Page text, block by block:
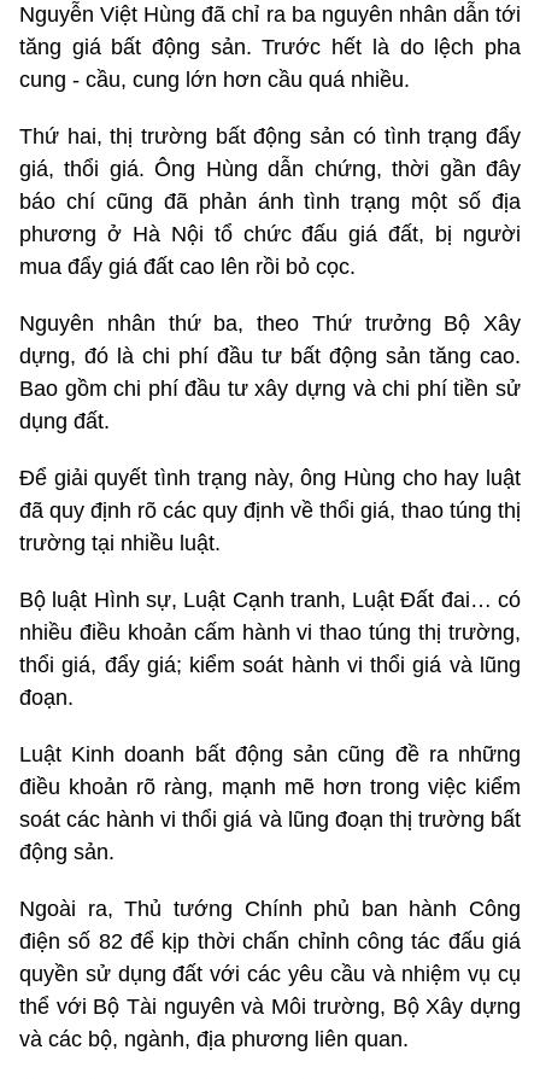
Nguyễn Việt Hùng đã chỉ ra ba nguyên nhân dẫn tới
tăng giá bất động sản. Trước hết là do lệch pha
cung - cầu, cung lớn hơn cầu quá nhiều.
Thứ hai, thị trường bất động sản có tình trạng đẩy
giá, thổi giá. Ông Hùng dẫn chứng, thời gần đây
báo chí cũng đã phản ánh tình trạng một số địa
phương ở Hà Nội tổ chức đấu giá đất, bị người
mua đẩy giá đất cao lên rồi bỏ cọc.
Nguyên nhân thứ ba, theo Thứ trưởng Bộ Xây
dựng, đó là chi phí đầu tư bất động sản tăng cao.
Bao gồm chi phí đầu tư xây dựng và chi phí tiền sử
dụng đất.
Để giải quyết tình trạng này, ông Hùng cho hay luật
đã quy định rõ các quy định về thổi giá, thao túng thị
trường tại nhiều luật.
Bộ luật Hình sự, Luật Cạnh tranh, Luật Đất đai… có
nhiều điều khoản cấm hành vi thao túng thị trường,
thổi giá, đẩy giá; kiểm soát hành vi thổi giá và lũng
đoạn.
Luật Kinh doanh bất động sản cũng đề ra những
điều khoản rõ ràng, mạnh mẽ hơn trong việc kiểm
soát các hành vi thổi giá và lũng đoạn thị trường bất
động sản.
Ngoài ra, Thủ tướng Chính phủ ban hành Công
điện số 82 để kịp thời chấn chỉnh công tác đấu giá
quyền sử dụng đất với các yêu cầu và nhiệm vụ cụ
thể với Bộ Tài nguyên và Môi trường, Bộ Xây dựng
và các bộ, ngành, địa phương liên quan.